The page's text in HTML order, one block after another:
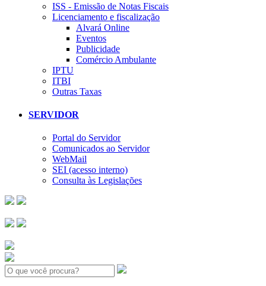
ISS - Emissão de Notas Fiscais
Licenciamento e fiscalização
Alvará Online
Eventos
Publicidade
Comércio Ambulante
IPTU
ITBI
Outras Taxas
SERVIDOR
Portal do Servidor
Comunicados ao Servidor
WebMail
SEI (acesso interno)
Consulta às Legislações
Search: